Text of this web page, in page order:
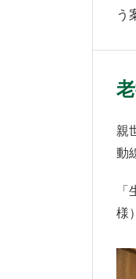
う
親
動
様